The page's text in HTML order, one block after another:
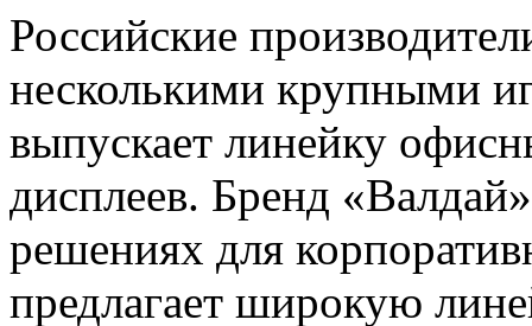
Российские
несколькими крупными
выпускает линейку
дисплеев. Бренд
решениях для
предлагает широкую